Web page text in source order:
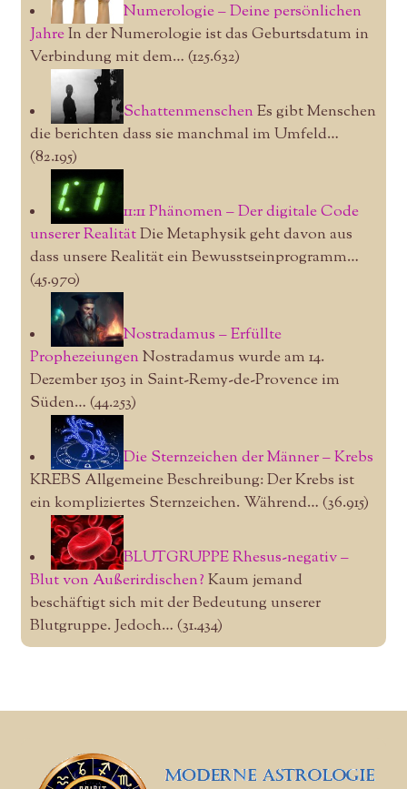
Numerologie – Deine persönlichen
JahreIn der Numerologie ist das Geburtsdatum in
Verbindung mit dem… (125.632)
SchattenmenschenEs gibt Menschen
die berichten dass sie manchmal im Umfeld…
(82.195)
11:11 Phänomen – Der digitale Code
unserer RealitätDie Metaphysik geht davon aus
dass unsere Realität ein Bewusstseinprogramm…
(45.970)
Nostradamus – Erfüllte
ProphezeiungenNostradamus wurde am 14.
Dezember 1503 in Saint-Remy-de-Provence im
Süden… (44.253)
Die Sternzeichen der Männer – Krebs
KREBS Allgemeine Beschreibung: Der Krebs ist
ein kompliziertes Sternzeichen. Während… (36.915)
BLUTGRUPPE Rhesus-negativ –
Blut von Außerirdischen? Kaum jemand
beschäftigt sich mit der Bedeutung unserer
Blutgruppe. Jedoch… (31.434)